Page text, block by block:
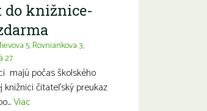
knižnice-
5,Rovniankova 3,
27
majú počas školského
čitateľský preukaz
Viac